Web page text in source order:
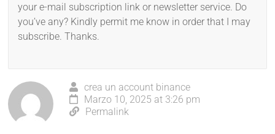
your e-mail subscription link or newsletter service. Do
you’ve any? Kindly permit me know in order that I may
subscribe. Thanks.
crea un account binance
Marzo 10, 2025 at 3:26 pm
Permalink